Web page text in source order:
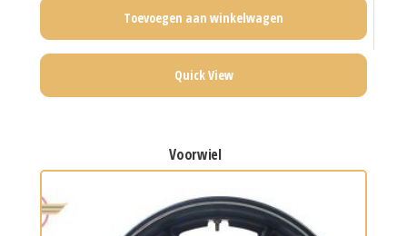
Toevoegen aan winkelwagen
Quick View
voorwiel